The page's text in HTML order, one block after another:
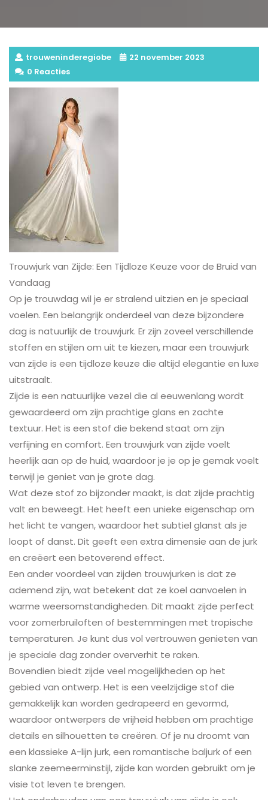
trouweninderegiobe
22 november 2023
0 Reacties
Trouwjurk van Zijde: Een Tijdloze Keuze voor de Bruid van
Vandaag
Op je trouwdag wil je er stralend uitzien en je speciaal
voelen. Een belangrijk onderdeel van deze bijzondere
dag is natuurlijk de trouwjurk. Er zijn zoveel verschillende
stoffen en stijlen om uit te kiezen, maar een trouwjurk
van zijde is een tijdloze keuze die altijd elegantie en luxe
uitstraalt.
Zijde is een natuurlijke vezel die al eeuwenlang wordt
gewaardeerd om zijn prachtige glans en zachte
textuur. Het is een stof die bekend staat om zijn
verfijning en comfort. Een trouwjurk van zijde voelt
heerlijk aan op de huid, waardoor je je op je gemak voelt
terwijl je geniet van je grote dag.
Wat deze stof zo bijzonder maakt, is dat zijde prachtig
valt en beweegt. Het heeft een unieke eigenschap om
het licht te vangen, waardoor het subtiel glanst als je
loopt of danst. Dit geeft een extra dimensie aan de jurk
en creëert een betoverend effect.
Een ander voordeel van zijden trouwjurken is dat ze
ademend zijn, wat betekent dat ze koel aanvoelen in
warme weersomstandigheden. Dit maakt zijde perfect
voor zomerbruiloften of bestemmingen met tropische
temperaturen. Je kunt dus vol vertrouwen genieten van
je speciale dag zonder oververhit te raken.
Bovendien biedt zijde veel mogelijkheden op het
gebied van ontwerp. Het is een veelzijdige stof die
gemakkelijk kan worden gedrapeerd en gevormd,
waardoor ontwerpers de vrijheid hebben om prachtige
details en silhouetten te creëren. Of je nu droomt van
een klassieke A-lijn jurk, een romantische baljurk of een
slanke zeemeerminstijl, zijde kan worden gebruikt om je
visie tot leven te brengen.